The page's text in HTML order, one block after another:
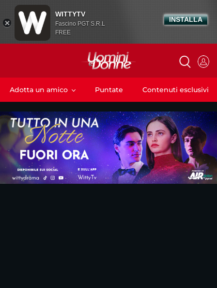
Adotta un amico Puntate Contenuti esclusivi
WITTYTV
Fascino PGT S.R.L
FREE
INSTALLA